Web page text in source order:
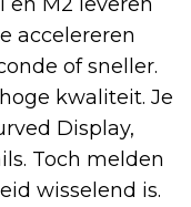
accelereren
of sneller.
kwaliteit. Je
Display,
Toch melden
wisselend is.